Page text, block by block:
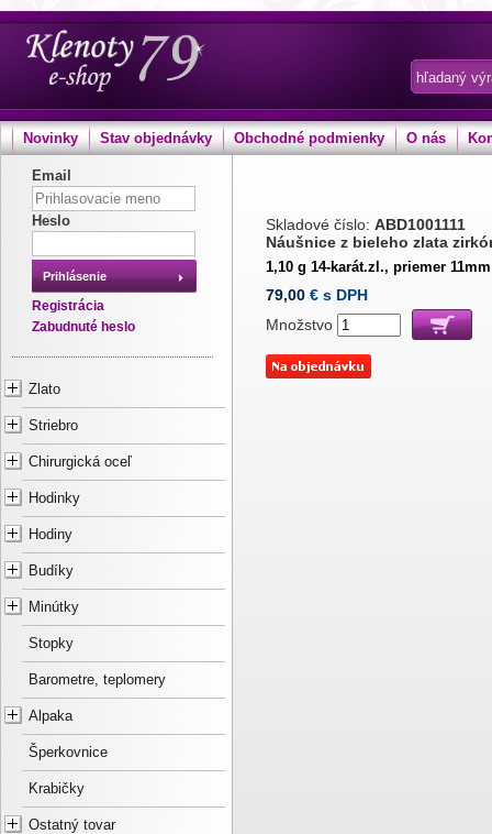
Novinky Stav objednávky Obchodné podmienky O nás
Email
Heslo
Prihlásenie
Registrácia
Zabudnuté heslo
Zlato
Striebro
Chirurgická oceľ
Hodinky
Hodiny
Budíky
Minútky
Stopky
Barometre, teplomery
Alpaka
Šperkovnice
Krabičky
Ostatný tovar
Skladové číslo: ABD1001111
Náušnice z bieleho zlata
1,10 g 14-karát.zl., priemer 11mm
79,00 € s DPH
Množstvo